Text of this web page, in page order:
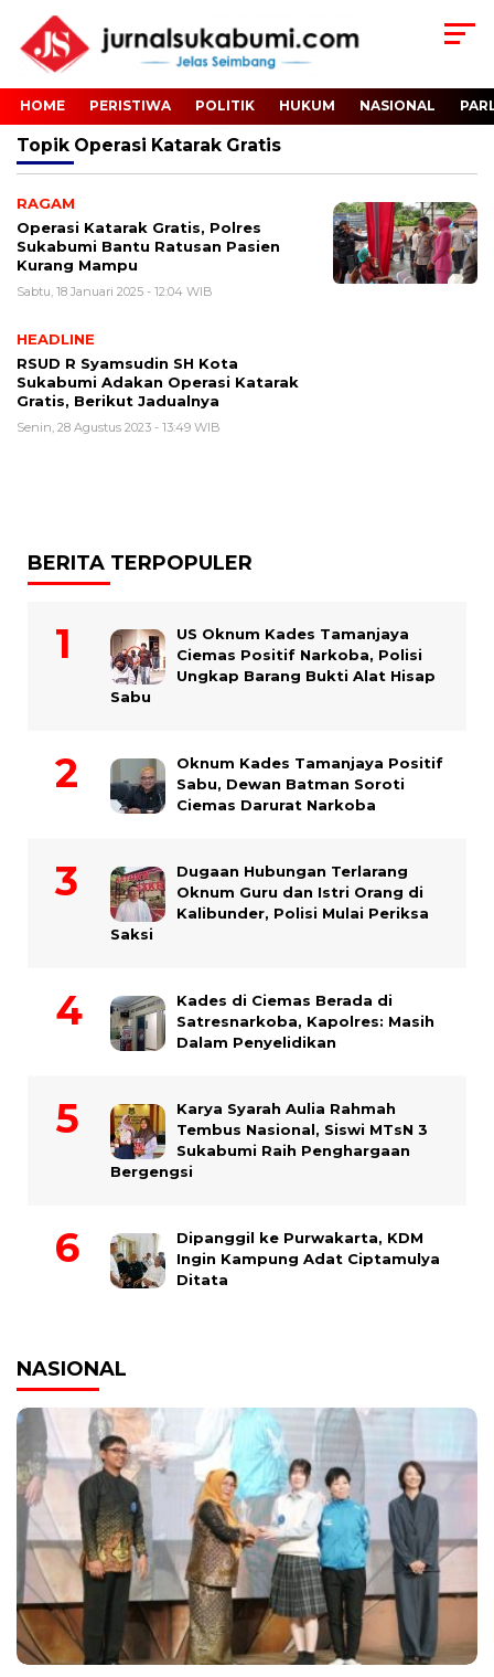
HOME PERISTIWA POLITIK HUKUM NASIONAL
Topik Operasi Katarak Gratis
RAGAM
Operasi Katarak Gratis, Polres
Sukabumi Bantu Ratusan Pasien
Kurang Mampu
Sabtu, 18 Januari 2025 - 12:04 WIB
HEADLINE
RSUD R Syamsudin SH Kota
Sukabumi Adakan Operasi Katarak
Gratis, Berikut Jadualnya
Senin, 28 Agustus 2023 - 13:49 WIB
BERITA TERPOPULER
US Oknum Kades Tamanjaya
Ciemas Positif Narkoba, Polisi
Ungkap Barang Bukti Alat Hisap
Sabu
Oknum Kades Tamanjaya Positif
Sabu, Dewan Batman Soroti
Ciemas Darurat Narkoba
Dugaan Hubungan Terlarang
Oknum Guru dan Istri Orang di
Kalibunder, Polisi Mulai Periksa
Saksi
Kades di Ciemas Berada di
Satresnarkoba, Kapolres: Masih
Dalam Penyelidikan
Karya Syarah Aulia Rahmah
Tembus Nasional, Siswi MTsN 3
Sukabumi Raih Penghargaan
Bergengsi
Dipanggil ke Purwakarta, KDM
Ingin Kampung Adat Ciptamulya
Ditata
NASIONAL